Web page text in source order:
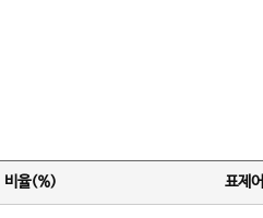
비율(%) 표제